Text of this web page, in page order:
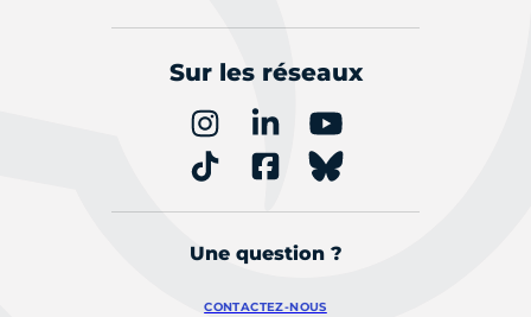
Sur les réseaux
Une question ?
CONTACTEZ-NOUS